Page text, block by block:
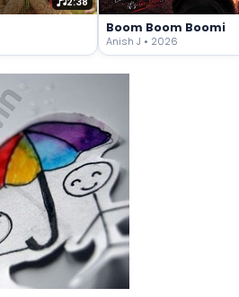
Boom Boom Boomi
Anish J • 2026